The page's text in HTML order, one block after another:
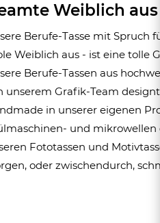
Weiblich aus
Berufe-Tasse mit Spruch
Weiblich aus - ist eine tolle
Berufe-Tassen aus
unserem Grafik-Team
in unserer eigenen
und mikrowellen
Fototassen und
oder zwischendurch,